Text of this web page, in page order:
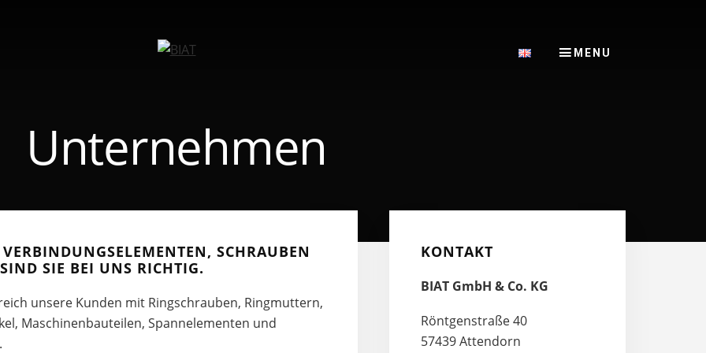
Unternehmen
SCHRAUBEN
SIE BEI UNS RICHTIG.
unsere Kunden mit Ringschrauben, Ringmuttern,
Maschinenbauteilen, Spannelementen und
Sidebar
KONTAKT
BIAT GmbH & Co. KG
Röntgenstraße 40
57439 Attendorn